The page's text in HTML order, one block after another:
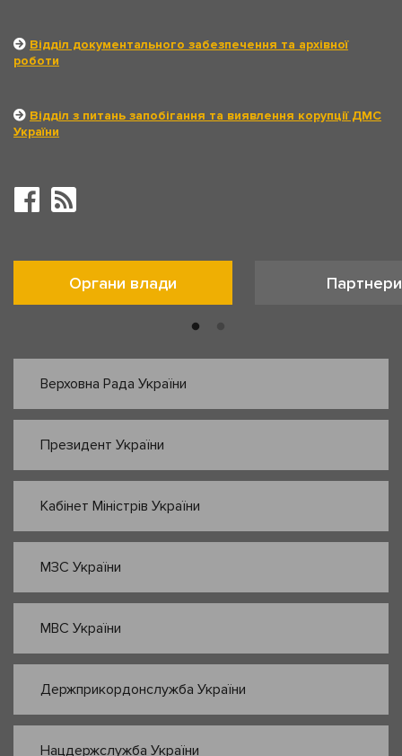
Відділ документального забезпечення та архівної
роботи
Відділ з питань запобігання та виявлення корупції ДМС
України
Органи влади Партнери
Верховна Рада України
Президент України
Кабінет Міністрів України
МЗС України
МВС України
Держприкордонслужба України
Нацдержслужба України